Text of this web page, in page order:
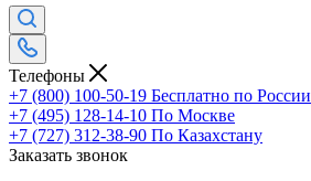
Телефоны
+7 (800) 100-50-19 Бесплатно по России
+7 (495) 128-14-10 По Москве
+7 (727) 312-38-90 По Казахстану
Заказать звонок